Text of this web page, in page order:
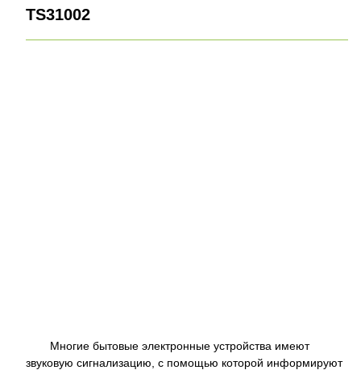
TS31002
Многие бытовые электронные устройства имеют
звуковую сигнализацию, с помощью которой информируют